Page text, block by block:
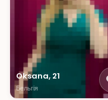
Oksana, 21
Бельгія